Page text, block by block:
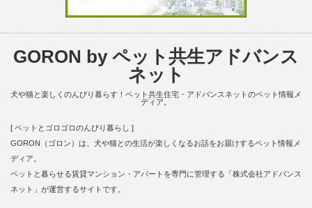
GORON by ペット共生アドバンス
ネット
犬や猫と楽しくのんびり暮らす！ペット共生住宅・アドバンスネットのペット情報メ
ディア。
[ ペットとゴロゴロのんびり暮らし ]
GORON（ゴロン）は、犬や猫との生活が楽しくなるお話をお届けするペット情報メ
ディア。
ペットと暮らせる賃貸マンション・アパートを専門に管理する「株式会社アドバンス
ネット」が運営するサイトです。